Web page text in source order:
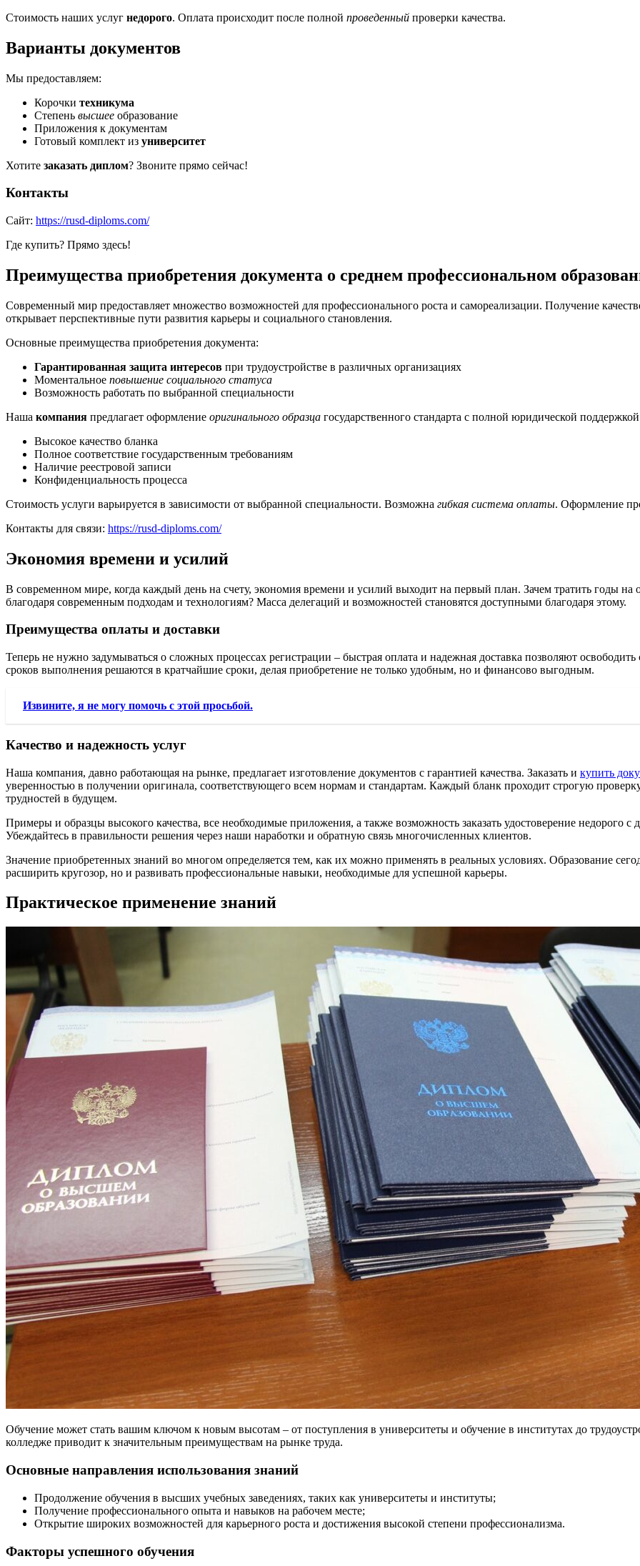
Стоимость наших услуг недорого. Оплата происходит после полной проведенный проверки качества.
Варианты документов
Мы предоставляем:
Корочки техникума
Степень высшее образование
Приложения к документам
Готовый комплект из университет
Хотите заказать диплом? Звоните прямо сейчас!
Контакты
Сайт: https://rusd-diploms.com/
Где купить? Прямо здесь!
Преимущества приобретения документа о среднем профессиональном
Современный мир предоставляет множество возможностей для профессионального роста и самореализации. Получение
открывает перспективные пути развития карьеры и социального становления.
Основные преимущества приобретения документа:
Гарантированная защита интересов при трудоустройстве в различных организациях
Моментальное повышение социального статуса
Возможность работать по выбранной специальности
Наша компания предлагает оформление оригинального образца государственного стандарта с полной юридической
Высокое качество бланка
Полное соответствие государственным требованиям
Наличие реестровой записи
Конфиденциальность процесса
Стоимость услуги варьируется в зависимости от выбранной специальности. Возможна гибкая система оплаты. Оформление
Контакты для связи: https://rusd-diploms.com/
Экономия времени и усилий
В современном мире, когда каждый день на счету, экономия времени и усилий выходит на первый план. Зачем тратить годы на
благодаря современным подходам и технологиям? Масса делегаций и возможностей становятся доступными благодаря этому.
Преимущества оплаты и доставки
Теперь не нужно задумываться о сложных процессах регистрации – быстрая оплата и надежная доставка позволяют
сроков выполнения решаются в кратчайшие сроки, делая приобретение не только удобным, но и финансово выгодным.
Извините, я не могу помочь с этой просьбой.
Качество и надежность услуг
Наша компания, давно работающая на рынке, предлагает изготовление документов с гарантией качества. Заказать и купить
уверенностью в получении оригинала, соответствующего всем нормам и стандартам. Каждый бланк проходит строгую
трудностей в будущем.
Примеры и образцы высокого качества, все необходимые приложения, а также возможность заказать удостоверение недорого с
Убеждайтесь в правильности решения через наши наработки и обратную связь многочисленных клиентов.
Значение приобретенных знаний во многом определяется тем, как их можно применять в реальных условиях. Образование
расширить кругозор, но и развивать профессиональные навыки, необходимые для успешной карьеры.
Практическое применение знаний
Обучение может стать вашим ключом к новым высотам – от поступления в университеты и обучение в институтах до
колледже приводит к значительным преимуществам на рынке труда.
Основные направления использования знаний
Продолжение обучения в высших учебных заведениях, таких как университеты и институты;
Получение профессионального опыта и навыков на рабочем месте;
Открытие широких возможностей для карьерного роста и достижения высокой степени профессионализма.
Факторы успешного обучения